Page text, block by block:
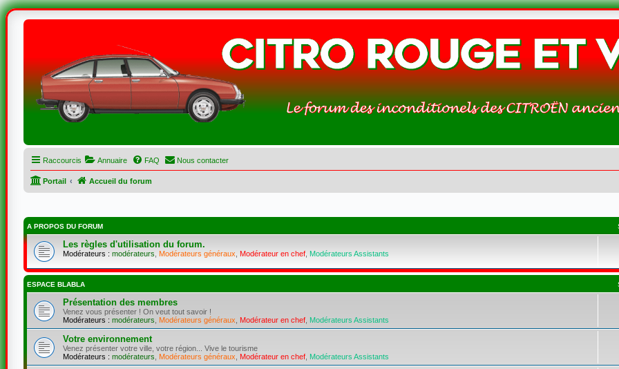
Raccourcis Annuaire FAQ Nous contacter
Portail Accueil du forum
A PROPOS DU FORUM
Les règles d'utilisation du forum.
Modérateurs : modérateurs Modérateurs généraux Modérateur en chef, Modérateurs Assistants
ESPACE BLABLA
Présentation des membres
Venez vous présenter ! On veut tout savoir !
Modérateurs : modérateurs Modérateurs généraux Modérateur en chef, Modérateurs Assistants
Votre environnement
Venez présenter votre ville, votre région... Vive le tourisme
Modérateurs : modérateurs Modérateurs généraux Modérateur en chef, Modérateurs Assistants